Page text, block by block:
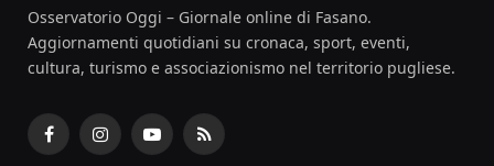
Osservatorio Oggi – Giornale online di Fasano.
Aggiornamenti quotidiani su cronaca, sport, eventi,
cultura, turismo e associazionismo nel territorio pugliese.
FacebookInstagramYouTubeRSS